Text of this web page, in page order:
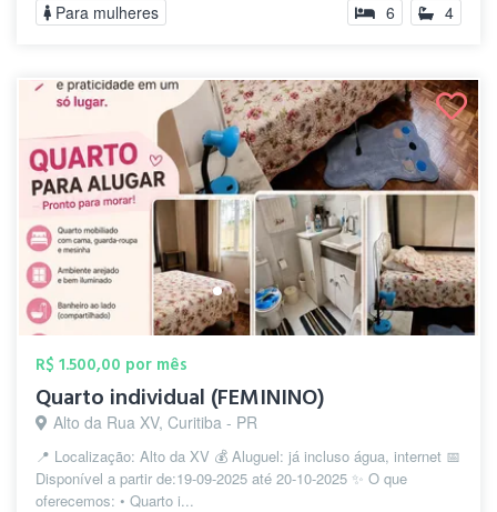
Para mulheres 6 4
R$ 1.500,00 por mês
Quarto individual (FEMININO)
Alto da Rua XV, Curitiba - PR
📍 Localização: Alto da XV 💰 Aluguel: já incluso água, internet 📅
Disponível a partir de:19-09-2025 até 20-10-2025 ✨ O que
oferecemos: • Quarto i...